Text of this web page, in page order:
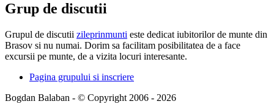
Grup de discutii
Grupul de discutii zileprinmunti este dedicat iubitorilor de munte din
Brasov si nu numai. Dorim sa facilitam posibilitatea de a face
excursii pe munte, de a vizita locuri interesante.
Pagina grupului si inscriere
Bogdan Balaban - © Copyright 2006 - 2026